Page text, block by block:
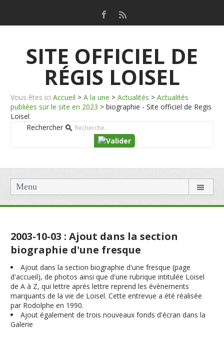
SITE OFFICIEL DE
RÉGIS LOISEL
Vous êtes ici Accueil > A la une > Actualités > Actualités
publiées sur le site en 2023 > biographie - Site officiel de Regis
Loisel
Rechercher
Menu
2003-10-03 : Ajout dans la section
biographie d'une fresque
Ajout dans la section biographie d'une fresque (page
d'accueil), de photos ainsi que d'une rubrique intitulée Loisel
de A à Z, qui lettre après lettre reprend les évènements
marquants de la vie de Loisel. Cette entrevue a été réalisée
par Rodolphe en 1990.
Ajout également de trois nouveaux fonds d'écran dans la
Galerie